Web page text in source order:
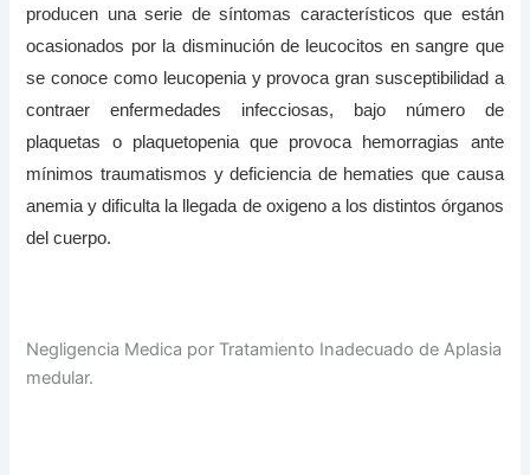
producen una serie de síntomas característicos que están
ocasionados por la disminución de leucocitos en sangre que
se conoce como leucopenia y provoca gran susceptibilidad a
contraer enfermedades infecciosas, bajo número de
plaquetas o plaquetopenia que provoca hemorragias ante
mínimos traumatismos y deficiencia de hematies que causa
anemia y dificulta la llegada de oxigeno a los distintos órganos
del cuerpo.
Negligencia Medica por Tratamiento Inadecuado de Aplasia
medular.